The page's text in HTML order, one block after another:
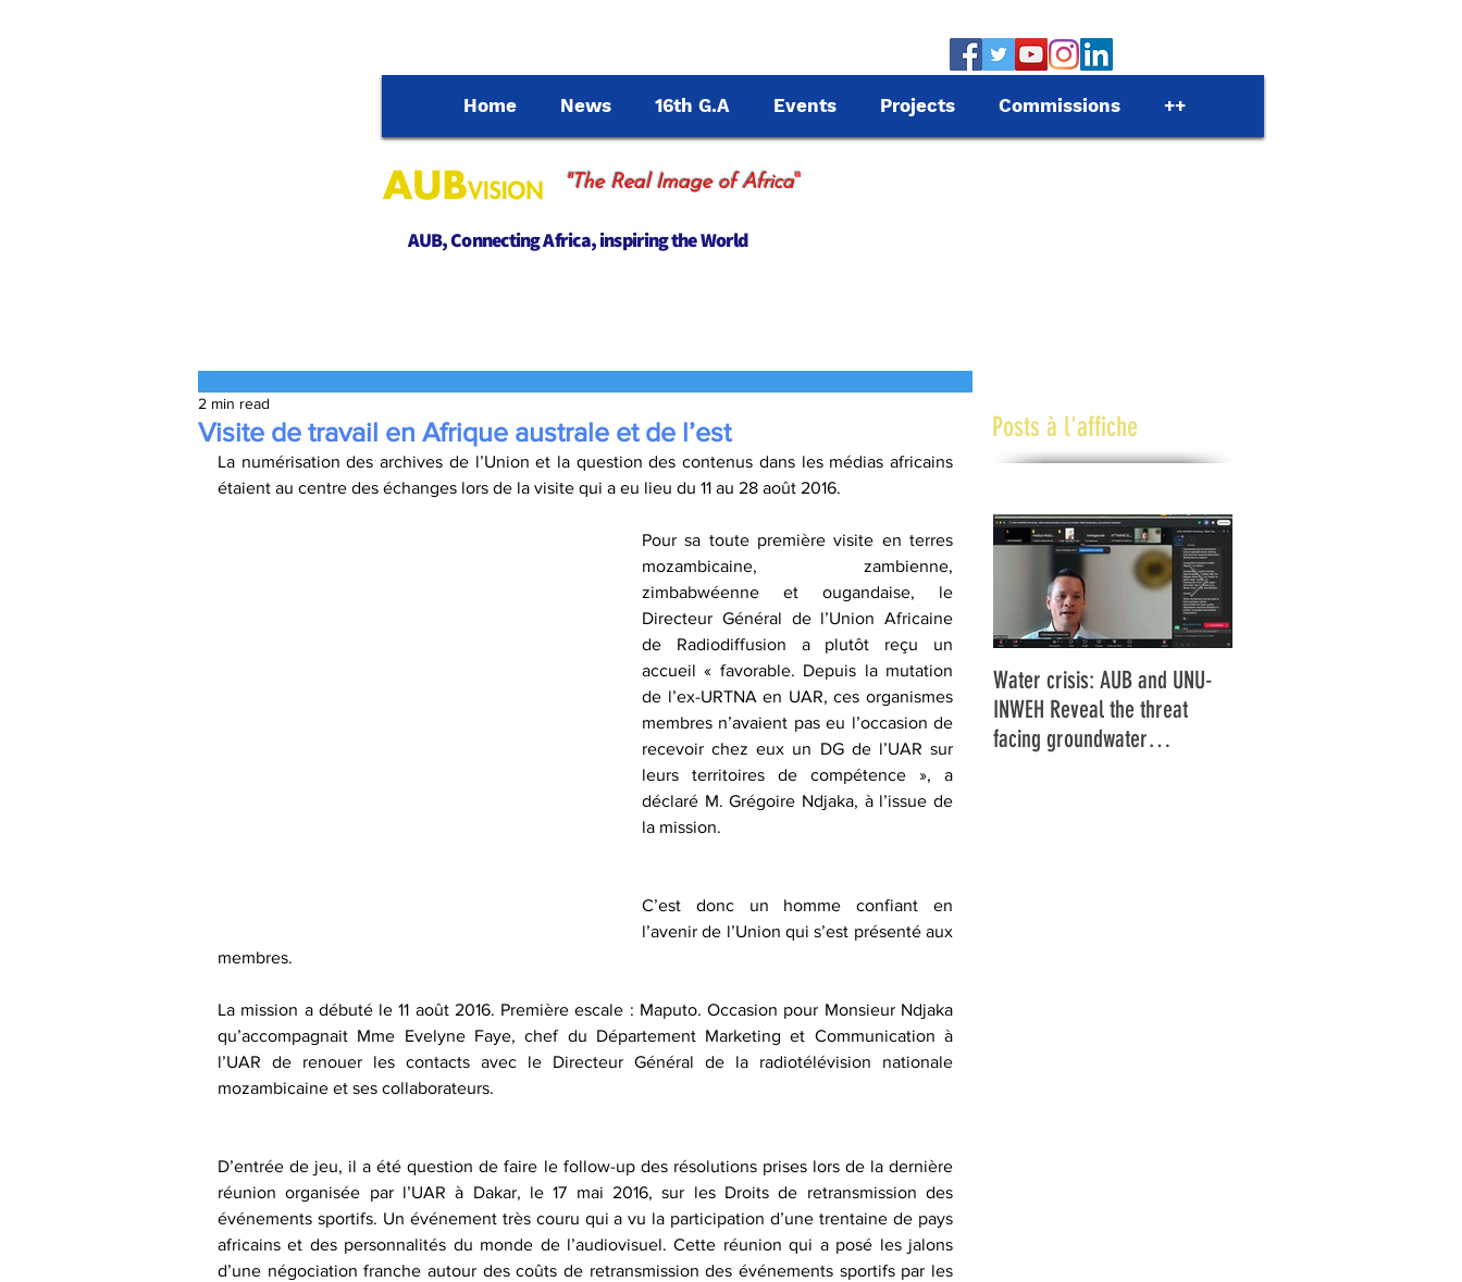
Home News 16th G.A Events Projects Commissions ++
"The Real Image of Africa"
AUB, Connecting Africa, inspiring the World
Visite de travail en Afrique australe et de l’est
2 min read
La numérisation des archives de l’Union et la question des contenus dans les médias africains
étaient au centre des échanges lors de la visite qui a eu lieu du 11 au 28 août 2016.
Pour sa toute première visite en terres
mozambicaine, zambienne,
zimbabwéenne et ougandaise, le
Directeur Général de l’Union Africaine
de Radiodiffusion a plutôt reçu un
accueil « favorable. Depuis la mutation
de l’ex-URTNA en UAR, ces organismes
membres n’avaient pas eu l’occasion de
recevoir chez eux un DG de l’UAR sur
leurs territoires de compétence », a
déclaré M. Grégoire Ndjaka, à l’issue de
la mission.
C’est donc un homme confiant en
l’avenir de l’Union qui s’est présenté aux
membres.
La mission a débuté le 11 août 2016. Première escale : Maputo. Occasion pour Monsieur Ndjaka
qu’accompagnait Mme Evelyne Faye, chef du Département Marketing et Communication à
l’UAR de renouer les contacts avec le Directeur Général de la radiotélévision nationale
mozambicaine et ses collaborateurs.
D’entrée de jeu, il a été question de faire le follow-up des résolutions prises lors de la dernière
réunion organisée par l’UAR à Dakar, le 17 mai 2016, sur les Droits de retransmission des
événements sportifs. Un événement très couru qui a vu la participation d’une trentaine de pays
africains et des personnalités du monde de l’audiovisuel. Cette réunion qui a posé les jalons
d’une négociation franche autour des coûts de retransmission des événements sportifs par les
Posts à l'affiche
Water crisis: AUB and UNU-
INWEH Reveal the threat
facing groundwater